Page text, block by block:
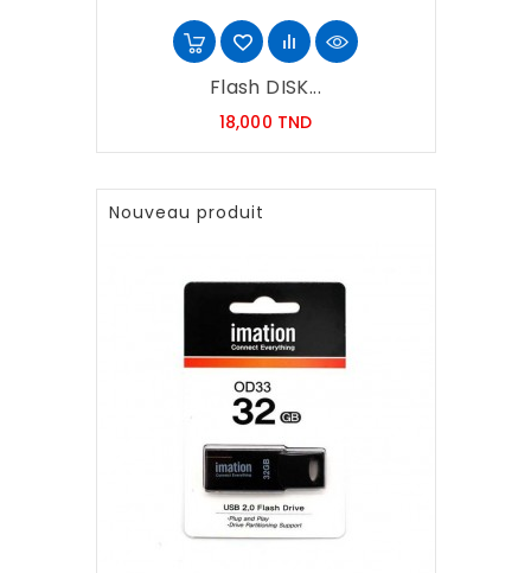
Flash DISK...
18,000 TNDPrix
Nouveau produit